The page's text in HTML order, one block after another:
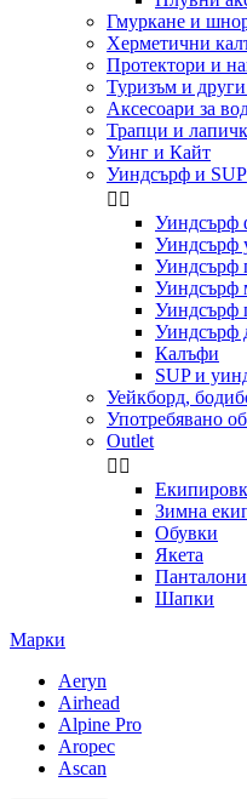
Гмуркане и
Херметични
Протектори и
Туризъм и
Аксесоари за
Трапци и
Уинг и Кайт
Уиндсърф и SUP
 
Уиндсърф
Уиндсърф
Уиндсърф
Уиндсърф
Уиндсърф
Уиндсърф
Калъфи
SUP и
Уейкборд,
Употребявано
Outlet
 
Зимна
Обувки
Якета
Панталони
Шапки
Марки
Aeryn
Airhead
Alpine Pro
Aropec
Ascan